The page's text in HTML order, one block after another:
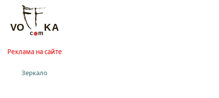
Реклама на сайте
Зеркало